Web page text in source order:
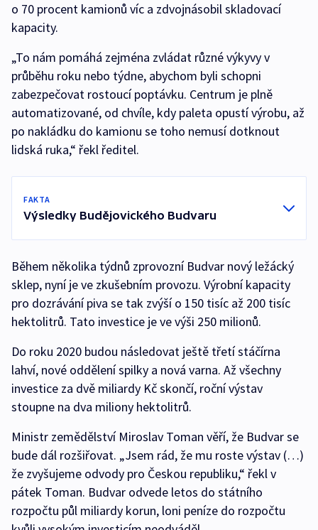
o 70 procent kamionů víc a zdvojnásobil skladovací
kapacity.
„To nám pomáhá zejména zvládat různé výkyvy v
průběhu roku nebo týdne, abychom byli schopni
zabezpečovat rostoucí poptávku. Centrum je plně
automatizované, od chvíle, kdy paleta opustí výrobu, až
po nakládku do kamionu se toho nemusí dotknout
lidská ruka,“ řekl ředitel.
FAKTA
Výsledky Budějovického Budvaru
Během několika týdnů zprovozní Budvar nový ležácký
sklep, nyní je ve zkušebním provozu. Výrobní kapacity
pro dozrávání piva se tak zvýší o 150 tisíc až 200 tisíc
hektolitrů. Tato investice je ve výši 250 milionů.
Do roku 2020 budou následovat ještě třetí stáčírna
lahví, nové oddělení spilky a nová varna. Až všechny
investice za dvě miliardy Kč skončí, roční výstav
stoupne na dva miliony hektolitrů.
Ministr zemědělství Miroslav Toman věří, že Budvar se
bude dál rozšiřovat. „Jsem rád, že mu roste výstav (…)
že zvyšujeme odvody pro Českou republiku,“ řekl v
pátek Toman. Budvar odvede letos do státního
rozpočtu půl miliardy korun, loni peníze do rozpočtu